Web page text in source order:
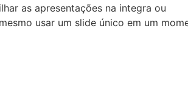
as apresentações na integra ou
usar um slide único em um